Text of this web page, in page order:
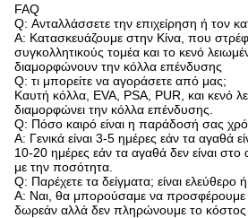
FAQ
Q: Ανταλλάσσετε την επιχείρηση ή τον
Α: Κατασκευάζουμε στην Κίνα, που
συγκολλητικούς τομέα και το κενό
διαμορφώνουν την κόλλα επένδυσης
Q: τι μπορείτε να αγοράσετε από μας;
Καυτή κόλλα, EVA, PSA, PUR, και κενό
διαμορφώνει την κόλλα επένδυσης.
Q: Πόσο καιρό είναι η παράδοσή σας
Α: Γενικά είναι 3-5 ημέρες εάν τα αγαθά
10-20 ημέρες εάν τα αγαθά δεν είναι
με την ποσότητα.
Q: Παρέχετε τα δείγματα; είναι ελεύθερο
Α: Ναι, θα μπορούσαμε να προσφέρουμε
δωρεάν αλλά δεν πληρώνουμε το κόστος